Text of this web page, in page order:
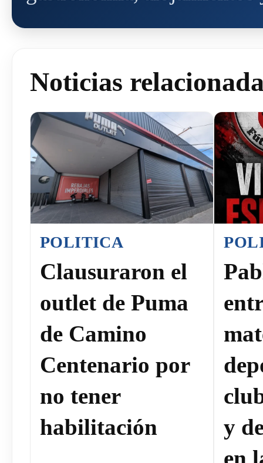
Noticias
POLITICA
Clausuraron el
outlet de Puma
de Camino
Centenario por
no tener
habilitación
y